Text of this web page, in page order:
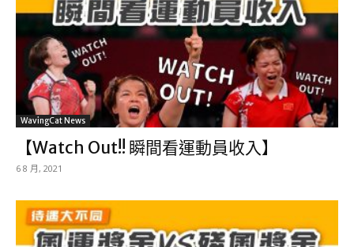
WavingCat News
【Watch Out!! 瞬間看運動員收入】
6 8 月, 2021